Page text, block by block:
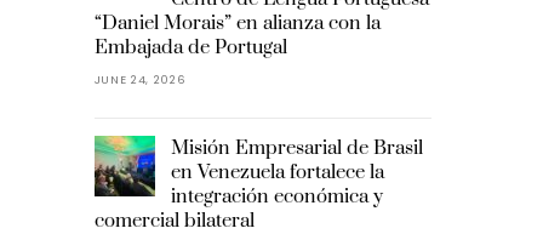
“Daniel Morais” en alianza con la
Embajada de Portugal
JUNE 24, 2026
Misión Empresarial de Brasil
en Venezuela fortalece la
integración económica y
comercial bilateral